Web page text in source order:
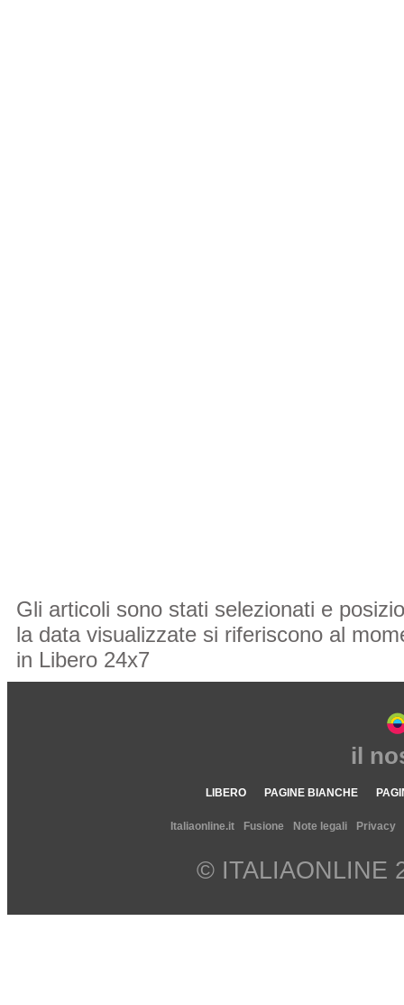
Gli articoli sono stati selezionati e
la data visualizzate si riferiscono al
in Libero 24x7
il
LIBERO PAGINE BIANCHE
Italiaonline.it Fusione Note legali Privacy
© ITALIAONLINE